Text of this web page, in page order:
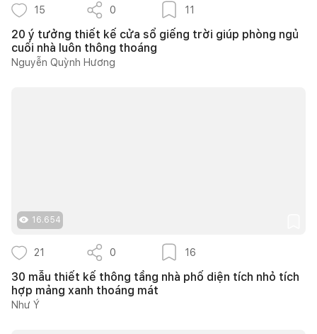
15 0 11
20 ý tưởng thiết kế cửa sổ giếng trời giúp phòng ngủ
cuối nhà luôn thông thoáng
Nguyễn Quỳnh Hương
16.654
21 0 16
30 mẫu thiết kế thông tầng nhà phố diện tích nhỏ tích
hợp mảng xanh thoáng mát
Như Ý